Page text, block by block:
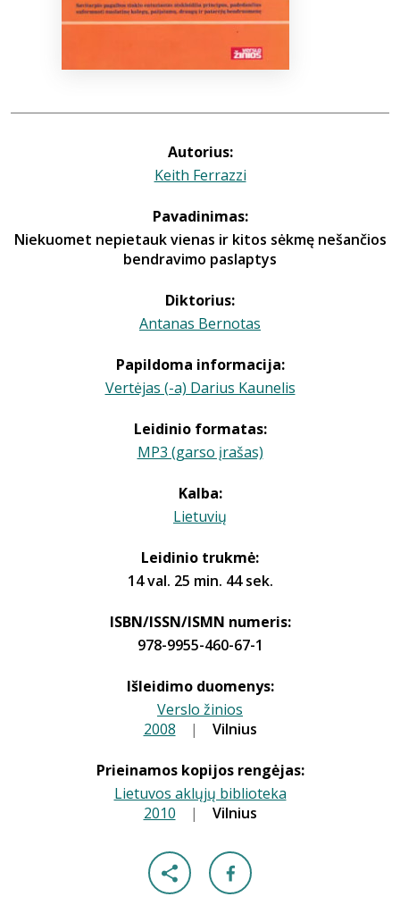
Autorius:
Keith Ferrazzi
Pavadinimas:
Niekuomet nepietauk vienas ir kitos sėkmę nešančios
bendravimo paslaptys
Diktorius:
Antanas Bernotas
Papildoma informacija:
Vertėjas (-a) Darius Kaunelis
Leidinio formatas:
MP3 (garso įrašas)
Kalba:
Lietuvių
Leidinio trukmė:
14 val. 25 min. 44 sek.
ISBN/ISSN/ISMN numeris:
978-9955-460-67-1
Išleidimo duomenys:
Verslo žinios
2008 | Vilnius
Prieinamos kopijos rengėjas:
Lietuvos aklųjų biblioteka
2010 | Vilnius